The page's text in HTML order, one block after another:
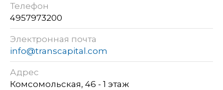
Телефон
4957973200
Электронная почта
info@transcapital.com
Адрес
Комсомольская, 46 - 1 этаж